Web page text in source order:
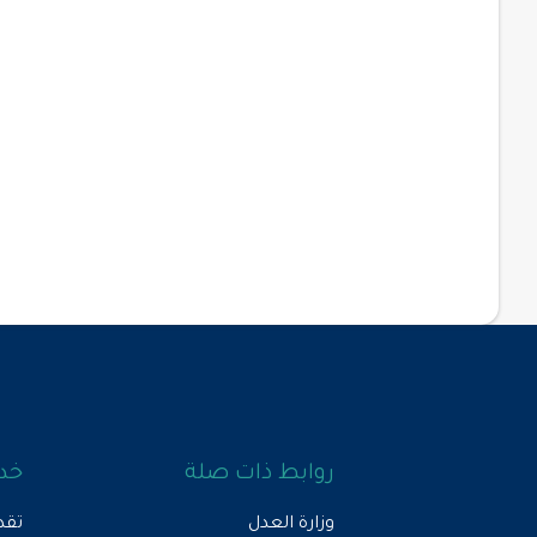
روابط ذات صلة
وزارة العدل